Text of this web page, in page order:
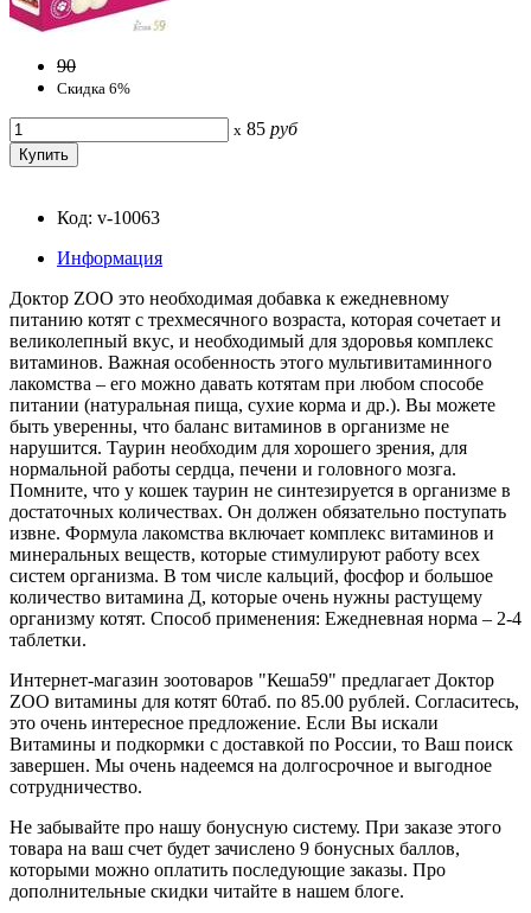
90
Скидка 6%
x 85 руб
Код: v-10063
Информация
Доктор ZOO это необходимая добавка к ежедневному
питанию котят с трехмесячного возраста, которая сочетает и
великолепный вкус, и необходимый для здоровья комплекс
витаминов. Важная особенность этого мультивитаминного
лакомства – его можно давать котятам при любом способе
питании (натуральная пища, сухие корма и др.). Вы можете
быть уверенны, что баланс витаминов в организме не
нарушится. Таурин необходим для хорошего зрения, для
нормальной работы сердца, печени и головного мозга.
Помните, что у кошек таурин не синтезируется в организме в
достаточных количествах. Он должен обязательно поступать
извне. Формула лакомства включает комплекс витаминов и
минеральных веществ, которые стимулируют работу всех
систем организма. В том числе кальций, фосфор и большое
количество витамина Д, которые очень нужны растущему
организму котят. Способ применения: Ежедневная норма – 2-4
таблетки.
Интернет-магазин зоотоваров "Кеша59" предлагает Доктор
ZOO витамины для котят 60таб. по 85.00 рублей. Согласитесь,
это очень интересное предложение. Если Вы искали
Витамины и подкормки с доставкой по России, то Ваш поиск
завершен. Мы очень надеемся на долгосрочное и выгодное
сотрудничество.
Не забывайте про нашу бонусную систему. При заказе этого
товара на ваш счет будет зачислено 9 бонусных баллов,
которыми можно оплатить последующие заказы. Про
дополнительные скидки читайте в нашем блоге.